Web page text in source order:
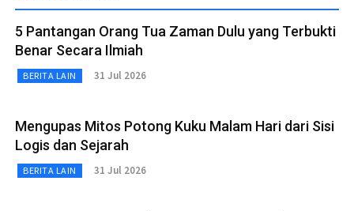
5 Pantangan Orang Tua Zaman Dulu yang Terbukti
Benar Secara Ilmiah
BERITA LAIN 31 Jul 2026
Mengupas Mitos Potong Kuku Malam Hari dari Sisi
Logis dan Sejarah
BERITA LAIN 31 Jul 2026